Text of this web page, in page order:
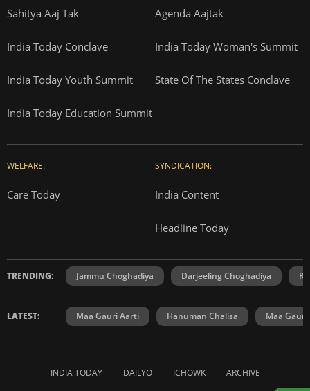
Sahitya Aaj Tak Agenda Aajtak
India Today Conclave India Today Woman's Summit
India Today Youth Summit State Of The States Conclave
India Today Education Summit
WELFARE:
Care Today
SYNDICATION:
India Content
Headline Today
TRENDING: Jammu Choghadiya Darjeeling Choghadiya
LATEST: Maa Gauri Aarti Hanuman Chalisa Maa Gauri
INDIA TODAY DAILYO ICHOWK ARCHIVE